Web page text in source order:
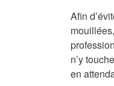
Afin
n’y
en